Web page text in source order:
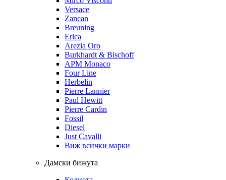
Versace
Zancan
Breuning
Erica
Arezia Oro
Burkhardt & Bischoff
APM Monaco
Four Line
Herbelin
Pierre Lannier
Paul Hewitt
Pierre Cardin
Fossil
Diesel
Just Cavalli
Виж всички марки
Дамски бижута